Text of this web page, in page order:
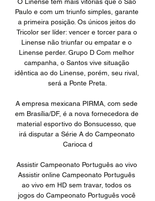
O Linense tem mais vitórias que o São
Paulo e com um triunfo simples, garante
a primeira posição. Os únicos jeitos do
Tricolor ser líder: vencer e torcer para o
Linense não triunfar ou empatar e o
Linense perder. Grupo D Com melhor
campanha, o Santos vive situação
idêntica ao do Linense, porém, seu rival,
será a Ponte Preta.
A empresa mexicana PIRMA, com sede
em Brasília/DF, é a nova fornecedora de
material esportivo do Bonsucesso, que
irá disputar a Série A do Campeonato
Carioca d
Assistir Campeonato Português ao vivo
Assistir online Campeonato Português
ao vivo em HD sem travar, todos os
jogos do Campeonato Português você